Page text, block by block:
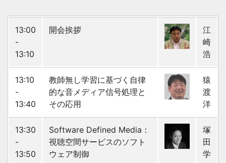
13:00
-
13:10
開会挨拶
江
崎
浩
13:10
-
13:40
教師無し学習に基づく自律
的な音メディア信号処理と
その応用
猿
渡
洋
13:30
-
13:50
Software Defined Media：
視聴空間サービスのソフト
ウェア制御
塚
田
学